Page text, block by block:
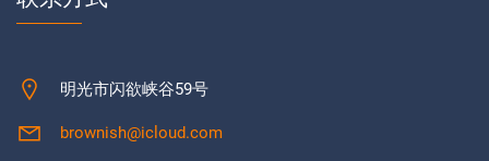
明光市闪欲峡谷59号
brownish@icloud.com